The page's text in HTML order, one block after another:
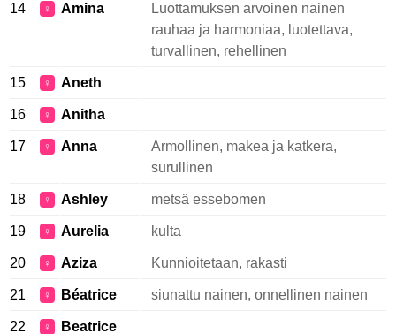
14 ♀ Amina
Luottamuksen arvoinen nainen
rauhaa ja harmoniaa, luotettava,
turvallinen, rehellinen
15 ♀ Aneth
16 ♀ Anitha
17 ♀ Anna
Armollinen, makea ja katkera,
surullinen
18 ♀ Ashley metsä essebomen
19 ♀ Aurelia kulta
20 ♀ Aziza Kunnioitetaan, rakasti
21 ♀ Béatrice siunattu nainen, onnellinen nainen
22 ♀ Beatrice